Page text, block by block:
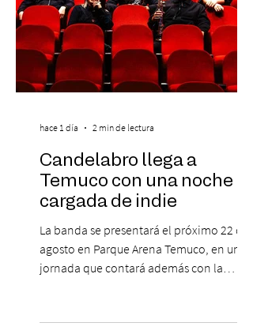
Candelabro llega a
Temuco con una noche
cargada de indie
La banda se presentará el próximo 22 de
agosto en Parque Arena Temuco, en una
jornada que contará además con la
agosto, el Parque Arena Temuco será
hace 1 día 2 min de lectura